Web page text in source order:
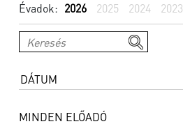
Évadok: 2026 2025 2024 2023